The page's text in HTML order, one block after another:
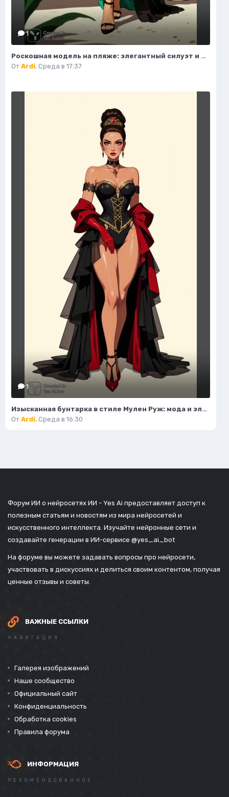
1
Роскошная модель на пляже: элегантный силуэт и изысканный стиль. Картинка из нейросети Flux.1
От Ardi, Среда в 17:37
1
Изысканная бунтарка в стиле Мулен Руж: мода и элегантность. Генерация из нейронной сети Flux Ai
От Ardi, Среда в 16:30
Форум ИИ о нейросетях ИИ - Yes Ai предоставляет доступ к
полезным статьям и новостям из мира нейросетей и
искусственного интеллекта. Изучайте нейронные сети и
создавайте генерации в ИИ-сервисе @yes_ai_bot
На форуме вы можете задавать вопросы про нейросети,
участвовать в дискуссиях и делиться своим контентом, получая
ценные отзывы и советы.
ВАЖНЫЕ ССЫЛКИ
НАВИГАЦИЯ
Галерея изображений
Наше сообщество
Официальный сайт
Конфиденциальность
Обработка cookies
Правила форума
ИНФОРМАЦИЯ
РЕКОМЕНДОВАННОЕ